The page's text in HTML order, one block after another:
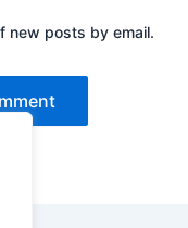
new posts by email.